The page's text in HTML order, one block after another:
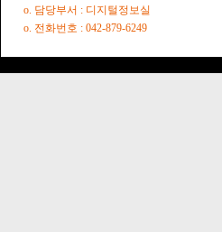
o. 담당부서 : 디지털정보실
o. 전화번호 : 042-879-6249